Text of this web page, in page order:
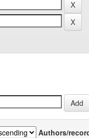
Authors/